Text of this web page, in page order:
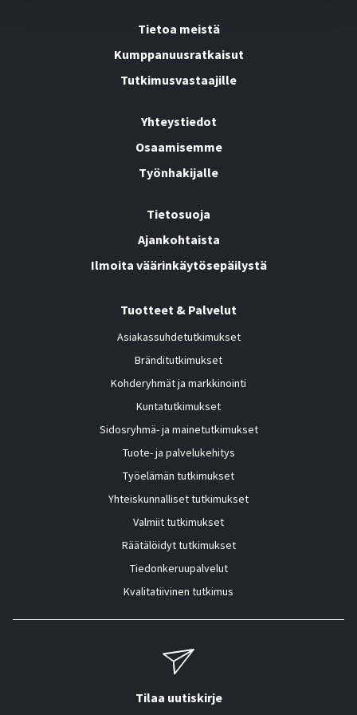
Tietoa meistä
Kumppanuusratkaisut
Tutkimusvastaajille
Yhteystiedot
Osaamisemme
Työnhakijalle
Tietosuoja
Ajankohtaista
Ilmoita väärinkäytösepäilystä
Tuotteet & Palvelut
Asiakassuhdetutkimukset
Bränditutkimukset
Kohderyhmät ja markkinointi
Kuntatutkimukset
Sidosryhmä- ja mainetutkimukset
Tuote- ja palvelukehitys
Työelämän tutkimukset
Yhteiskunnalliset tutkimukset
Valmiit tutkimukset
Räätälöidyt tutkimukset
Tiedonkeruupalvelut
Kvalitatiivinen tutkimus
Tilaa uutiskirje